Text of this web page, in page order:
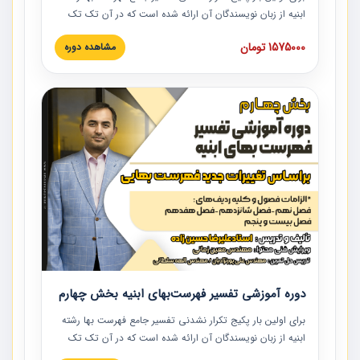
ابنیه از زبان نویسندگان آن ارائه شده است که در آن تک تک
ردیف ها و مطالب فهرست بها تفسیر و ارائه شده است. این
دوره به صورت کامل تصویری بوده و به همراه تصاویر عملیات
دوره با کلام مهندس علیرضاحسین‌زاده مدیر پروژه مهندسی
مشاور در امر بازنگری فهرست بها رشته ابنیه ارائه شده و به تمام
همکارانی که در حوزه صنعت ساخت در حال فعالیت هستند حتما
توصیه می کنیم از مطالب این دوره استفاده نمایند.
1575000 تومان مشاهده دوره
دوره آموزشی تفسیر فهرست‌بهای ابنیه بخش چهارم
برای اولین بار پکیج تکرار نشدنی تفسیر جامع فهرست بها رشته
ابنیه از زبان نویسندگان آن ارائه شده است که در آن تک تک
ردیف ها و مطالب فهرست بها تفسیر و ارائه شده است. این